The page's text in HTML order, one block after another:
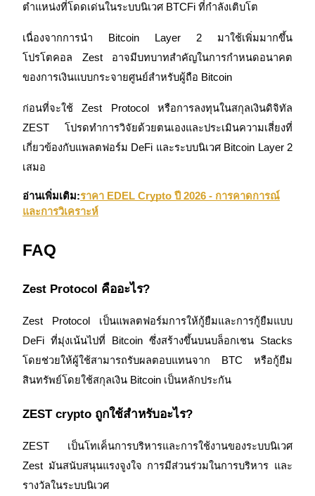
ตำแหน่งที่โดดเด่นในระบบนิเวศ BTCFi ที่กำลังเติบโต
เนื่องจากการนำ Bitcoin Layer 2 มาใช้เพิ่มมากขึ้น
โปรโตคอล Zest อาจมีบทบาทสำคัญในการกำหนดอนาคต
ของการเงินแบบกระจายศูนย์สำหรับผู้ถือ Bitcoin
ก่อนที่จะใช้ Zest Protocol หรือการลงทุนในสกุลเงินดิจิทัล
ZEST โปรดทำการวิจัยด้วยตนเองและประเมินความเสี่ยงที่
เกี่ยวข้องกับแพลตฟอร์ม DeFi และระบบนิเวศ Bitcoin Layer 2
เสมอ
อ่านเพิ่มเติม:ราคา EDEL Crypto ปี 2026 - การคาดการณ์
และการวิเคราะห์
FAQ
Zest Protocol คืออะไร?
Zest Protocol เป็นแพลตฟอร์มการให้กู้ยืมและการกู้ยืมแบบ
DeFi ที่มุ่งเน้นไปที่ Bitcoin ซึ่งสร้างขึ้นบนบล็อกเชน Stacks
โดยช่วยให้ผู้ใช้สามารถรับผลตอบแทนจาก BTC หรือกู้ยืม
สินทรัพย์โดยใช้สกุลเงิน Bitcoin เป็นหลักประกัน
ZEST crypto ถูกใช้สำหรับอะไร?
ZEST เป็นโทเค็นการบริหารและการใช้งานของระบบนิเวศ
Zest มันสนับสนุนแรงจูงใจ การมีส่วนร่วมในการบริหาร และ
รางวัลในระบบนิเวศ